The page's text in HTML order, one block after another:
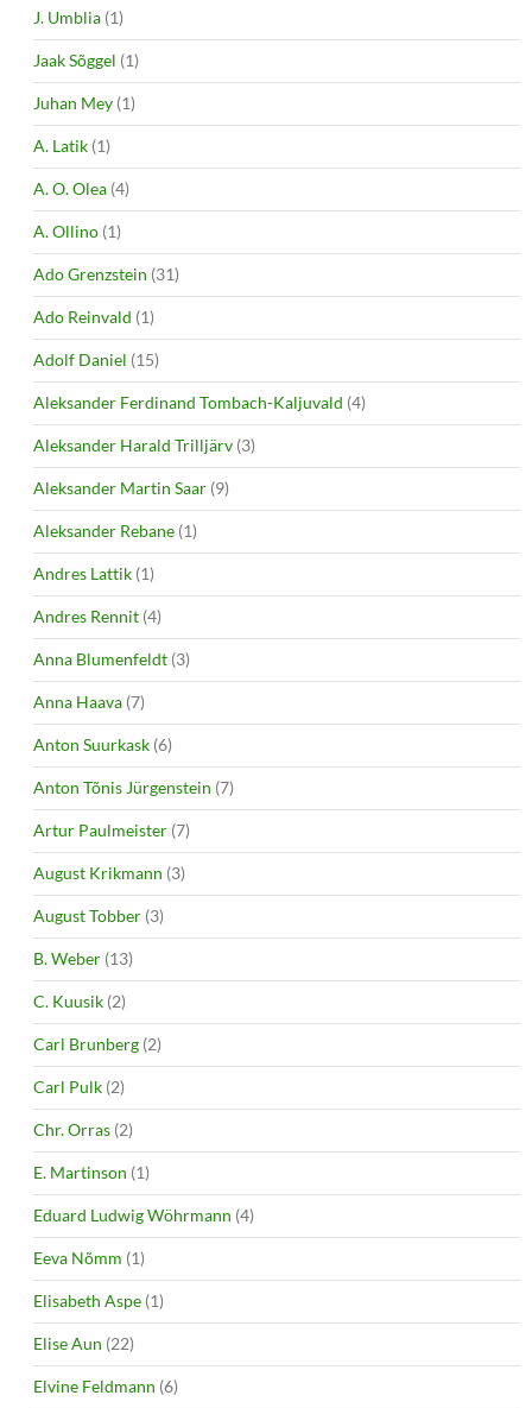
J. Umblia (1)
Jaak Sõggel (1)
Juhan Mey (1)
A. Latik (1)
A. O. Olea (4)
A. Ollino (1)
Ado Grenzstein (31)
Ado Reinvald (1)
Adolf Daniel (15)
Aleksander Ferdinand Tombach-Kaljuvald (4)
Aleksander Harald Trilljärv (3)
Aleksander Martin Saar (9)
Aleksander Rebane (1)
Andres Lattik (1)
Andres Rennit (4)
Anna Blumenfeldt (3)
Anna Haava (7)
Anton Suurkask (6)
Anton Tõnis Jürgenstein (7)
Artur Paulmeister (7)
August Krikmann (3)
August Tobber (3)
B. Weber (13)
C. Kuusik (2)
Carl Brunberg (2)
Carl Pulk (2)
Chr. Orras (2)
E. Martinson (1)
Eduard Ludwig Wöhrmann (4)
Eeva Nõmm (1)
Elisabeth Aspe (1)
Elise Aun (22)
Elvine Feldmann (6)